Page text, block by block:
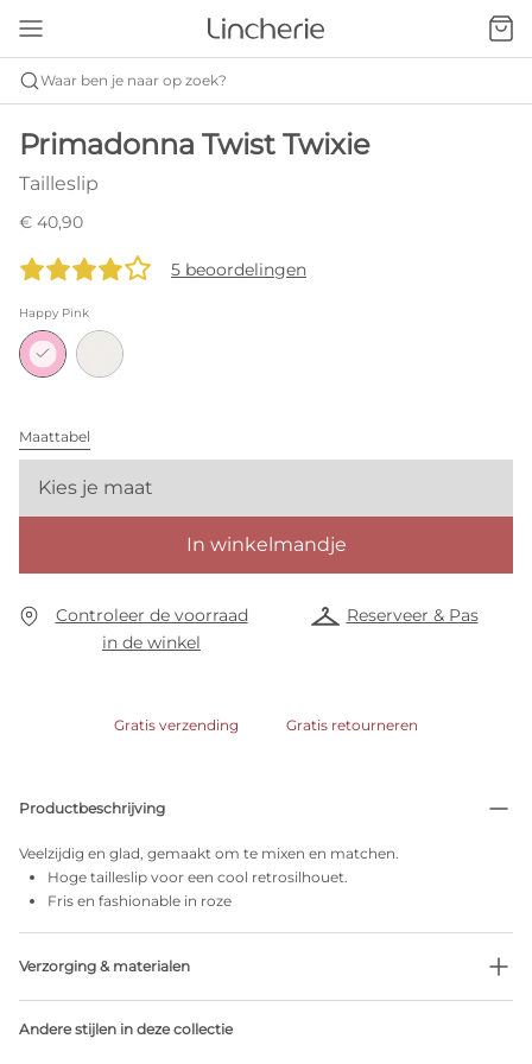
Waar ben je naar op zoek?
Primadonna Twist Twixie
Tailleslip
€ 40,90
5 beoordelingen
Happy Pink
Maattabel
Kies je maat
In winkelmandje
Controleer de voorraad
in de winkel
Reserveer & Pas
Gratis verzending Gratis retourneren
Productbeschrijving
Veelzijdig en glad, gemaakt om te mixen en matchen.
Hoge tailleslip voor een cool retrosilhouet.
Fris en fashionable in roze
Verzorging & materialen
Geen professionele reiniging
Andere stijlen in deze collectie